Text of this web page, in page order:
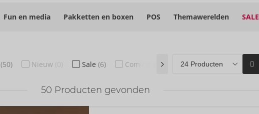
Fun en media Pakketten en boxen POS Themawerelden SALE
(50) Nieuw (0) Sale (6) Coming soon ORION Brands (50)
50 Producten gevonden